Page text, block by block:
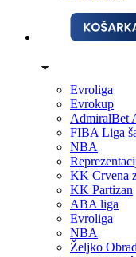
Evroliga
Evrokup
AdmiralBet
FIBA Liga
NBA
KK Crvena
KK Partizan
ABA liga
Evroliga
NBA
Željko